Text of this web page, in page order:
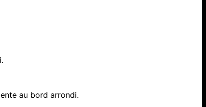
au bord arrondi.